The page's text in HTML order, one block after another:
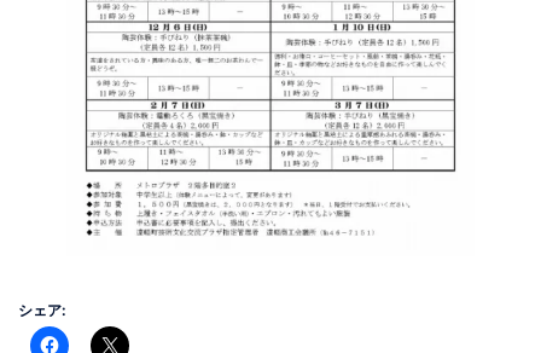
シェア: